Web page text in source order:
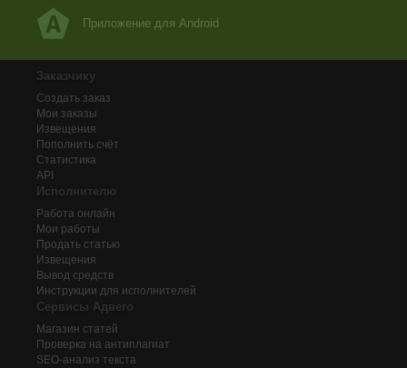
Приложение для Android
Заказчику
Создать заказ
Мои заказы
Извещения
Пополнить счёт
Статистика
API
Исполнителю
Работа онлайн
Мои работы
Продать статью
Извещения
Вывод средств
Инструкции для исполнителей
Сервисы Адвего
Магазин статей
Проверка на антиплагиат
SEO-анализ текста